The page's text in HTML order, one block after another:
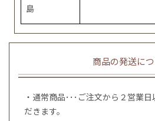
島
商品の発送に
・通常商品･･･ご注文から２営業
だきます。